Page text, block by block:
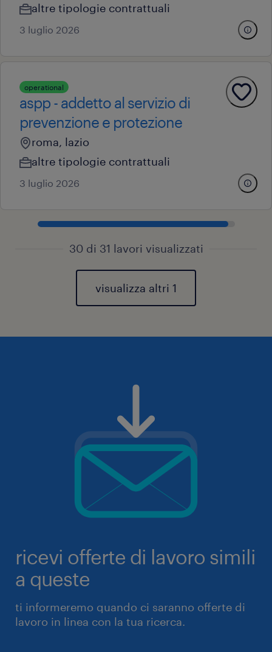
altre tipologie contrattuali
3 luglio 2026
operational
aspp - addetto al servizio di
prevenzione e protezione
roma, lazio
altre tipologie contrattuali
3 luglio 2026
30 di 31 lavori visualizzati
visualizza altri 1
ricevi offerte di lavoro simili
a queste
ti informeremo quando ci saranno offerte di
lavoro in linea con la tua ricerca.